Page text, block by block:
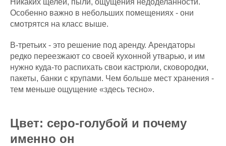
Никаких щелей, пыли, ощущения недоделанности.
Особенно важно в небольших помещениях - они
смотрятся на класс выше.
В-третьих - это решение под аренду. Арендаторы
редко переезжают со своей кухонной утварью, и им
нужно куда-то распихать свои кастрюли, сковородки,
пакеты, банки с крупами. Чем больше мест хранения -
тем меньше ощущение «здесь тесно».
Цвет: серо-голубой и почему
именно он